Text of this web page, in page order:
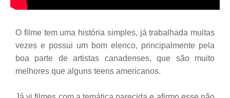
O filme tem uma história simples, já trabalhada muitas
vezes e possui um bom elenco, principalmente pela
boa parte de artistas canadenses, que são muito
melhores que alguns teens americanos.